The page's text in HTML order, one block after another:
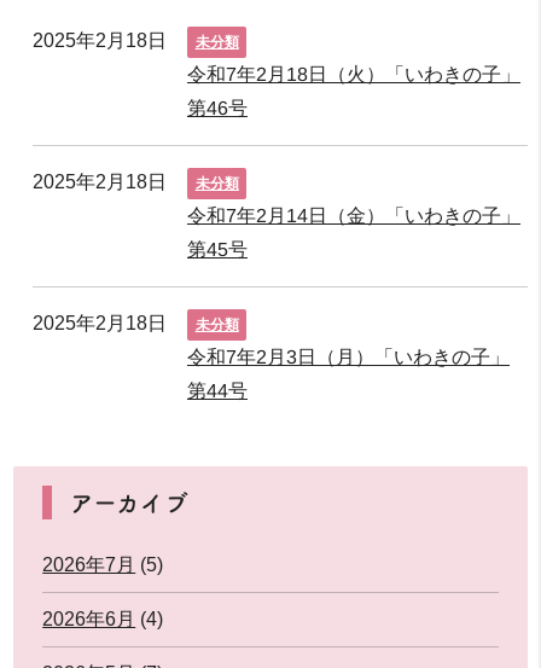
2025年2月18日 未分類
令和7年2月18日（火）「いわきの子」
第46号
2025年2月18日 未分類
令和7年2月14日（金）「いわきの子」
第45号
2025年2月18日 未分類
令和7年2月3日（月）「いわきの子」
第44号
アーカイブ
2026年7月 (5)
2026年6月 (4)